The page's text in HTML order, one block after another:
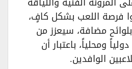
فرصة اللعب بشكل كافٍ،
مضافة، سيعزز من
ومحلياً، باعتبار أن
الوافدين.